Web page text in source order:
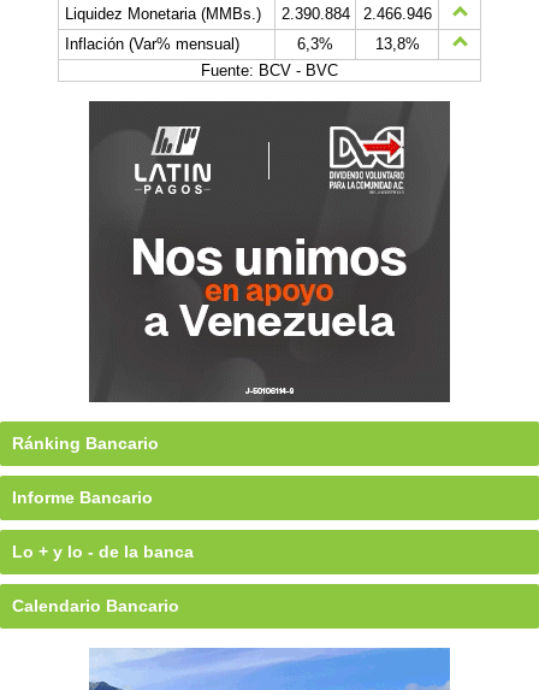
Liquidez Monetaria (MMBs.)
2.390.884
2.466.946
Inflación (Var% mensual)
6,3%
13,8%
Fuente: BCV - BVC
Ránking Bancario
Informe Bancario
Lo + y lo - de la banca
Calendario Bancario